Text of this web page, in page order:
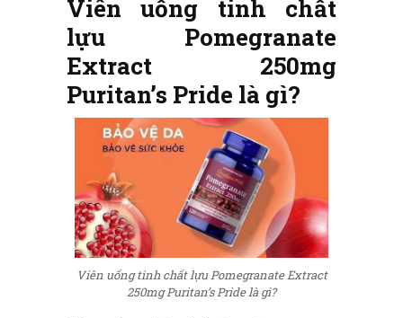
Viên uống tinh chất
lựu Pomegranate
Extract 250mg
Puritan’s Pride là gì?
Viên uống tinh chất lựu Pomegranate Extract
250mg Puritan’s Pride là gì?